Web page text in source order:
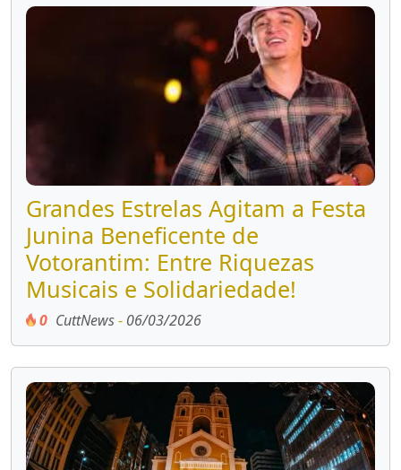
Grandes Estrelas Agitam a Festa
Junina Beneficente de
Votorantim: Entre Riquezas
Musicais e Solidariedade!
0 CuttNews- 06/03/2026